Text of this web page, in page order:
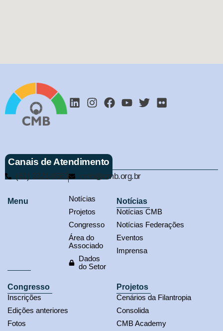
Canais de Atendimento
(61) 3321-9563 cmb@cmb.org.br
Menu
Notícias
Projetos
Congresso
Área do
Associado
Dados
do Setor
Notícias
Notícias CMB
Notícias Federações
Eventos
Imprensa
Congresso
Inscrições
Edições anteriores
Fotos
Projetos
Cenários da Filantropia
Consolida
CMB Academy